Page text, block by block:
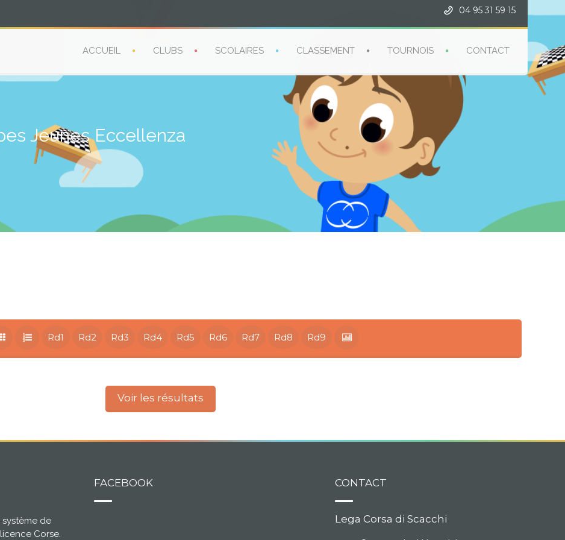
04 95 31 59 15
ACCUEIL CLUBS SCOLAIRES CLASSEMENT TOURNOIS CONTACT
Jeunes Eccellenza
Rd1 Rd2 Rd3 Rd4 Rd5 Rd6 Rd7 Rd8 Rd9
Voir les résultats
de
Corse.
FACEBOOK CONTACT
Lega Corsa di Scacchi